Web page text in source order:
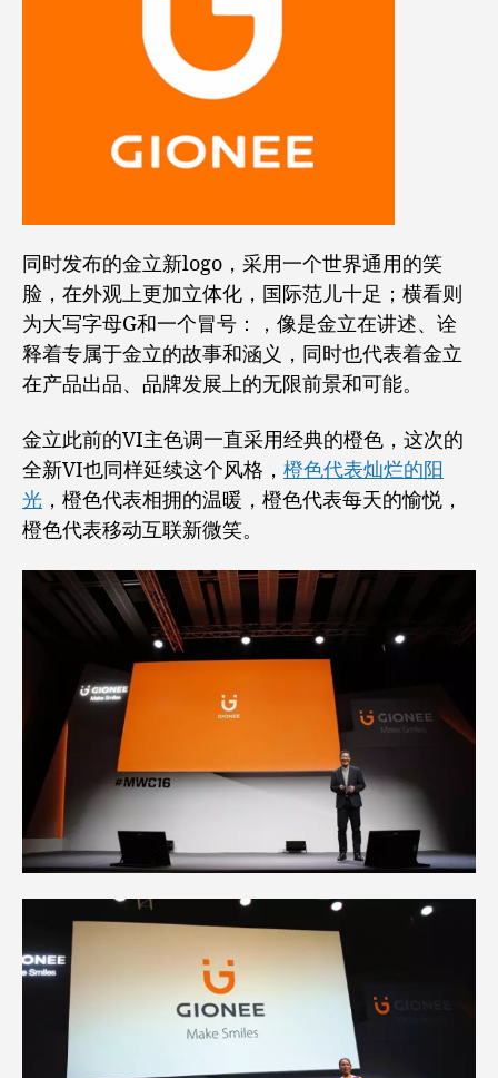
同时发布的金立新logo，采用一个世界通用的笑
脸，在外观上更加立体化，国际范儿十足；横看则
为大写字母G和一个冒号：，像是金立在讲述、诠
释着专属于金立的故事和涵义，同时也代表着金立
在产品出品、品牌发展上的无限前景和可能。
金立此前的VI主色调一直采用经典的橙色，这次的
全新VI也同样延续这个风格， 橙色代表灿烂的阳
光 ，橙色代表相拥的温暖，橙色代表每天的愉悦，
橙色代表移动互联新微笑。